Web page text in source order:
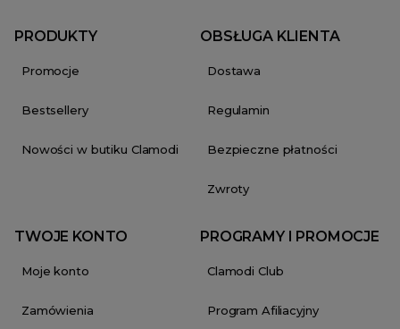
PRODUKTY
Promocje
Bestsellery
Nowości w butiku Clamodi
OBSŁUGA KLIENTA
Dostawa
Regulamin
Bezpieczne płatności
Zwroty
TWOJE KONTO
Moje konto
Zamówienia
PROGRAMY I PROMOCJE
Clamodi Club
Program Afiliacyjny